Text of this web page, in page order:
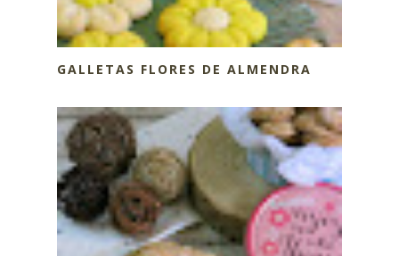
GALLETAS FLORES DE ALMENDRA